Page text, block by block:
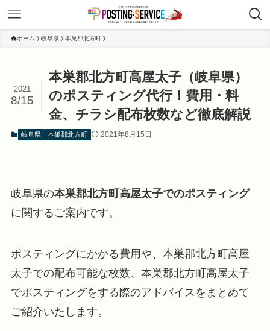
ホーム 岐阜県 本巣郡北方町
本巣郡北方町高屋太子（岐阜県）
のポスティング代行！費用・料
金、チラシ配布枚数など徹底解説
2021
8/15
岐阜県 本巣郡北方町 2021年8月15日
岐阜県の本巣郡北方町高屋太子でのポスティング
に関するご案内です。
ポスティングにかかる費用や、本巣郡北方町高屋
太子での配布可能な枚数、本巣郡北方町高屋太子
でポスティングをする際のアドバイスをまとめて
ご紹介いたします。